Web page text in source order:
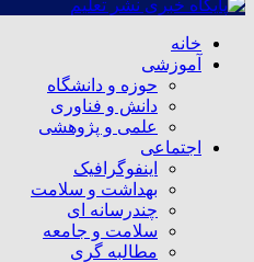
خانه
آموزشی
حوزه و دانشگاه
دانش و فناوری
علمی و پژوهشی
اجتماعی
اینفوگرافیک
بهداشت و سلامت
چندرسانه ای
سلامت و جامعه
مطالبه گری